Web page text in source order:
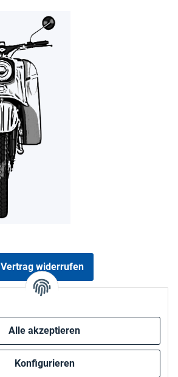
Alle akzeptieren
Konfigurieren
Vertrag widerrufen